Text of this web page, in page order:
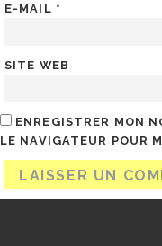
E-MAIL *
SITE WEB
ENREGISTRER MON
LE NAVIGATEUR POUR